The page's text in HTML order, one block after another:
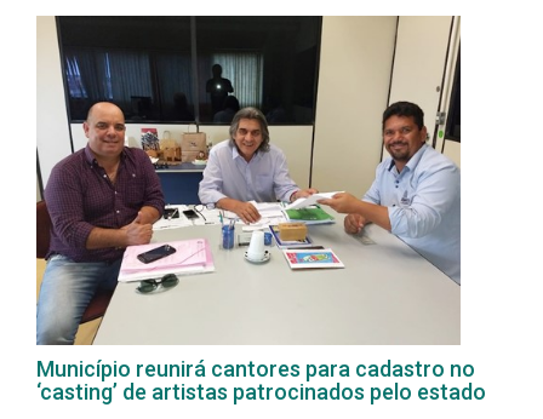
Município reunirá cantores para cadastro no
‘casting’ de artistas patrocinados pelo estado